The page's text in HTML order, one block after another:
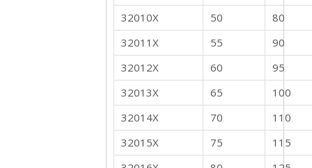
32010X
50
80
32011X
55
90
32012X
60
95
32013X
65
100
32014X
70
110
32015X
75
115